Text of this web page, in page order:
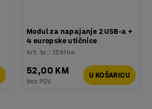
Modul za napajanje 2 USB-a +
4 europske utičnice
Art. br.:139144
52,00 KM
bez PDV
U KOŠARICU